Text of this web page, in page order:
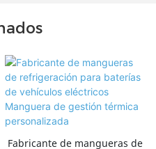
Fabricante de mangueras de